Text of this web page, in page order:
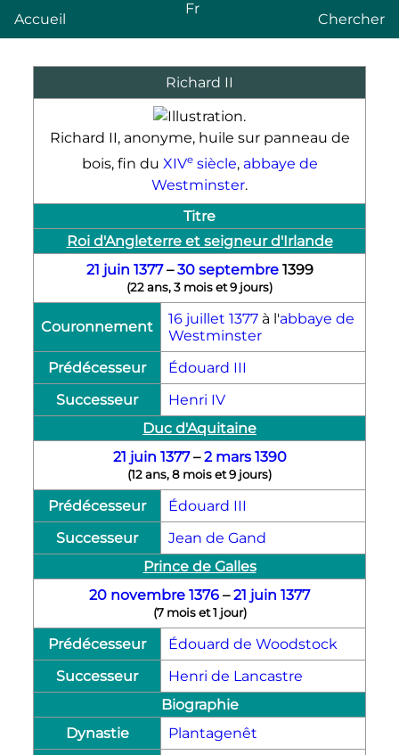
Accueil
Fr
Chercher
Richard II
Richard II, anonyme, huile sur panneau de
bois, fin du XIVesiècle, abbaye de
Westminster.
Titre
Roi d'Angleterre et seigneur d'Irlande
21 juin 1377–30 septembre1399
(22 ans, 3 mois et 9 jours)
Couronnement 16 juillet 1377 à l'abbaye de
Westminster
Prédécesseur
Édouard III
Successeur
Henri IV
Duc d'Aquitaine
21 juin 1377–2 mars 1390
(12 ans, 8 mois et 9 jours)
Prédécesseur
Édouard III
Successeur
Jean de Gand
Prince de Galles
20 novembre 1376 –21 juin 1377
(7 mois et 1 jour)
Prédécesseur
Édouard de Woodstock
Successeur
Henri de Lancastre
Biographie
Dynastie
Plantagenêt